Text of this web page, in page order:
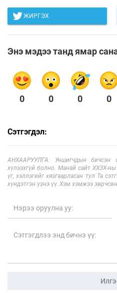
ЖИРГЭХ
Энэ мэдээ танд ямар
0 0 0 0
Сэтгэгдэл:
АНХААРУУЛГА: Уншигчдын бичсэн
хүлээхгүй болно. Манай сайт ХХЗХ-
үг, хэллэгийг хязгаарласан тул Та
хүндэтгэн үзнэ үү. Хэм хэмжээ